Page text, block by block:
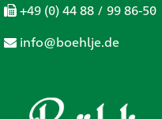
+49 (0) 44 88 / 99 86-50
info@boehlje.de